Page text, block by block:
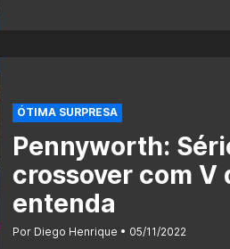
ÓTIMA SURPRESA
Pennyworth:
crossover com V
entenda
Por Diego Henrique 05/11/2022